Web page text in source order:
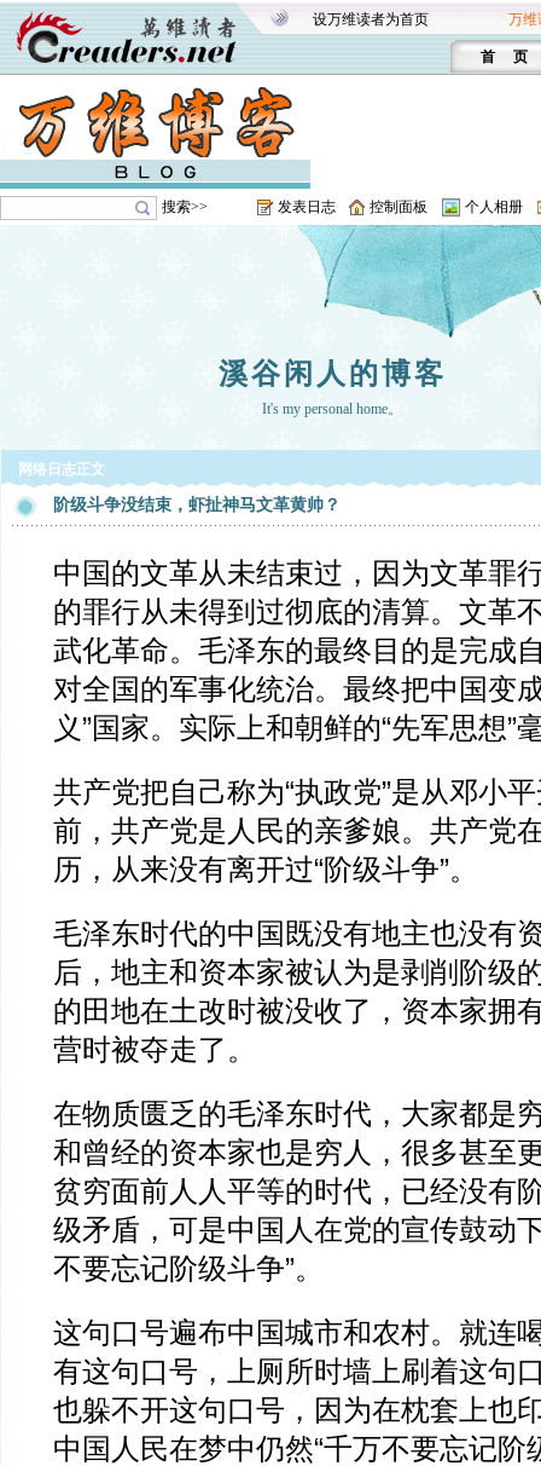
设万维读者为首页 万维
首 页
搜索>> 发表日志 控制面板 个人相册
溪谷闲人的博客
It's my personal home。
网络日志正文
阶级斗争没结束，虾扯神马文革黄帅？
中国的文革从未结束过，因为文革罪
的罪行从未得到过彻底的清算。文革
武化革命。毛泽东的最终目的是完成
对全国的军事化统治。最终把中国变
义”国家。实际上和朝鲜的“先军思想”
共产党把自己称为“执政党”是从邓小
前，共产党是人民的亲爹娘。共产党
历，从来没有离开过“阶级斗争”。
毛泽东时代的中国既没有地主也没有
后，地主和资本家被认为是剥削阶级
的田地在土改时被没收了，资本家拥
营时被夺走了。
在物质匮乏的毛泽东时代，大家都是
和曾经的资本家也是穷人，很多甚至
贫穷面前人人平等的时代，已经没有
级矛盾，可是中国人在党的宣传鼓动
不要忘记阶级斗争”。
这句口号遍布中国城市和农村。就连
有这句口号，上厕所时墙上刷着这句
也躲不开这句口号，因为在枕套上也
中国人民在梦中仍然“千万不要忘记阶